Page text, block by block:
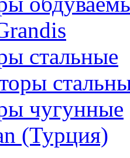
стальные
чугунные
(Турция)